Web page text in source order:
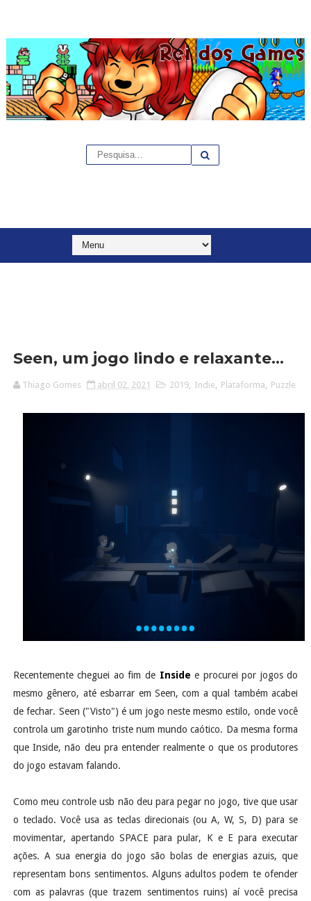
Seen, um jogo lindo e relaxante...
Thiago Gomes abril 02, 2021 2019, Indie Plataforma Puzzle
Recentemente cheguei ao fim de Inside e procurei por jogos do
mesmo gênero, até esbarrar em Seen, com a qual também acabei
de fechar. Seen ("Visto") é um jogo neste mesmo estilo, onde você
controla um garotinho triste num mundo caótico. Da mesma forma
que Inside, não deu pra entender realmente o que os produtores
do jogo estavam falando.
Como meu controle usb não deu para pegar no jogo, tive que usar
o teclado. Você usa as teclas direcionais (ou A, W, S, D) para se
movimentar, apertando SPACE para pular, K e E para executar
ações. A sua energia do jogo são bolas de energias azuis, que
representam bons sentimentos. Alguns adultos podem te ofender
com as palavras (que trazem sentimentos ruins) aí você precisa